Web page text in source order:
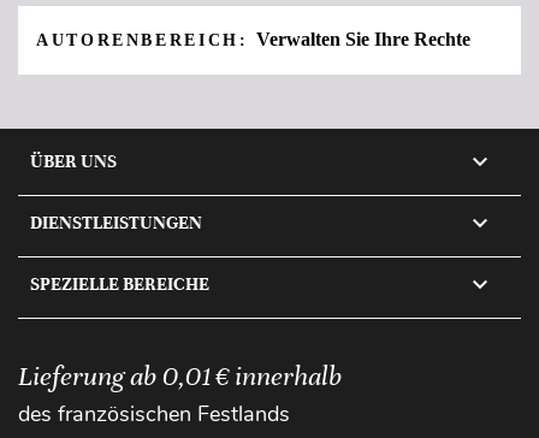
AUTORENBEREICH: Verwalten Sie Ihre Rechte
ÜBER UNS 
DIENSTLEISTUNGEN 
SPEZIELLE BEREICHE 
Lieferung ab 0,01 € innerhalb
des französischen Festlands